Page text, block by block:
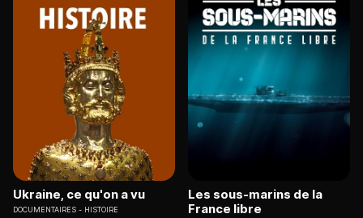
Ukraine, ce qu'on a vu
DOCUMENTAIRES HISTOIRE
Les sous-marins de la
France libre